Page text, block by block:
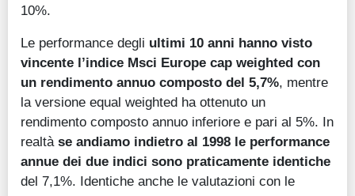
10%.
Le performance degli ultimi 10 anni hanno visto
vincente l’indice Msci Europe cap weighted con
un rendimento annuo composto del 5,7%, mentre
la versione equal weighted ha ottenuto un
rendimento composto annuo inferiore e pari al 5%. In
realtà se andiamo indietro al 1998 le performance
annue dei due indici sono praticamente identiche
del 7,1%. Identiche anche le valutazioni con le